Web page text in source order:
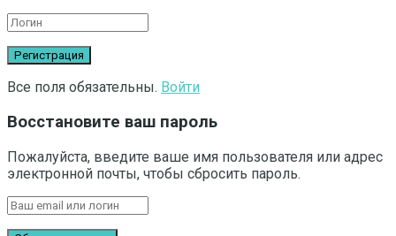
Все поля обязательны. Войти
Восстановите ваш пароль
Пожалуйста, введите ваше имя пользователя или адрес
электронной почты, чтобы сбросить пароль.